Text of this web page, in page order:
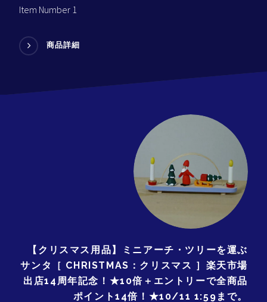
Item Number 1
商品詳細
【クリスマス用品】ミニアーチ・ツリーを運ぶ
サンタ［ CHRISTMAS：クリスマス ］楽天市場
出店14周年記念！★10倍＋エントリーで全商品
ポイント14倍！★10/11 1:59まで。